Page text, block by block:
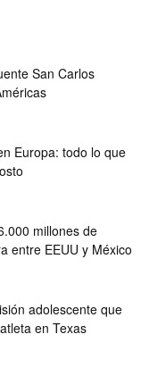
San Carlos
Europa: todo lo que
millones de
entre EEUU y México
adolescente que
en Texas